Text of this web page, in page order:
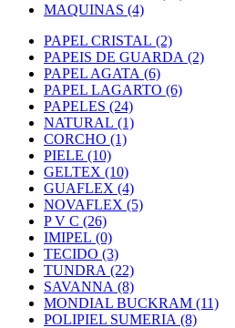
MAQUINAS (4)
PAPEL CRISTAL (2)
PAPEIS DE GUARDA (2)
PAPEL AGATA (6)
PAPEL LAGARTO (6)
PAPELES (24)
NATURAL (1)
CORCHO (1)
PIELE (10)
GELTEX (10)
GUAFLEX (4)
NOVAFLEX (5)
P V C (26)
IMIPEL (0)
TECIDO (3)
TUNDRA (22)
SAVANNA (8)
MONDIAL BUCKRAM (11)
POLIPIEL SUMERIA (8)